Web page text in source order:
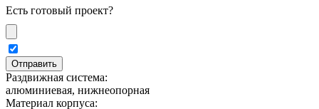
Есть готовый проект?
Раздвижная система:
алюминиевая, нижнеопорная
Материал корпуса: